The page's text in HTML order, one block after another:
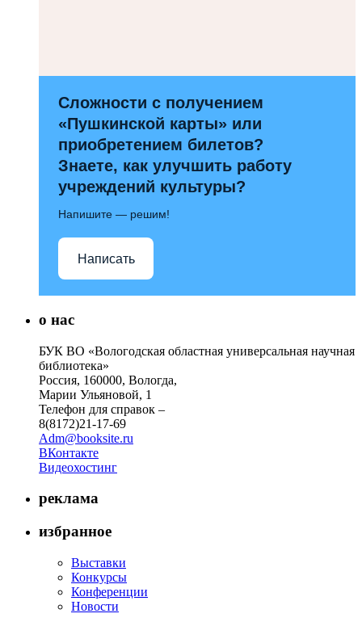
Сложности с получением
«Пушкинской карты» или
приобретением билетов?
Знаете, как улучшить работу
учреждений культуры?
Напишите — решим!
Написать
о нас
БУК ВО «Вологодская областная универсальная научная
библиотека»
Россия, 160000, Вологда,
Марии Ульяновой, 1
Телефон для справок –
8(8172)21-17-69
Adm@booksite.ru
ВКонтакте
Видеохостинг
реклама
избранное
Выставки
Конкурсы
Конференции
Новости